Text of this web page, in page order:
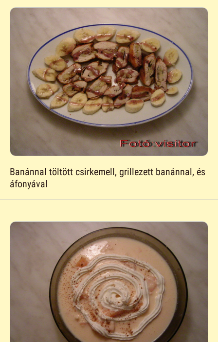
Banánnal töltött csirkemell, grillezett banánnal, és
áfonyával